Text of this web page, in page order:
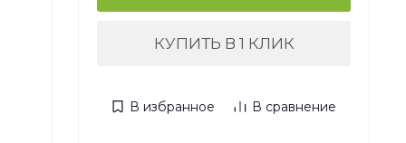
КУПИТЬ В 1 КЛИК
В избранное В сравнение